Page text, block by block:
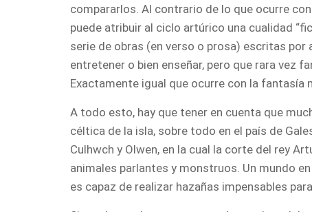
compararlos. Al contrario de lo que ocurre
puede atribuir al ciclo artúrico una cualidad
serie de obras (en verso o prosa) escritas
entretener o bien enseñar, pero que rara vez
Exactamente igual que ocurre con la fantasía
A todo esto, hay que tener en cuenta que
céltica de la isla, sobre todo en el país de
Culhwch y Olwen, en la cual la corte del rey
animales parlantes y monstruos. Un mundo
es capaz de realizar hazañas impensables